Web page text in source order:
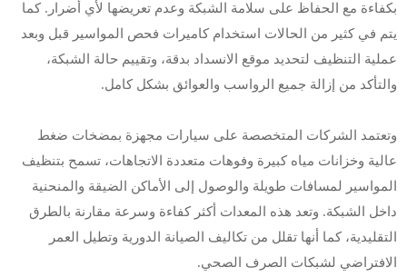
بكفاءة مع الحفاظ على سلامة الشبكة وعدم تعريضها لأي أضرار. كما
يتم في كثير من الحالات استخدام كاميرات فحص المواسير قبل وبعد
عملية التنظيف لتحديد موقع الانسداد بدقة، وتقييم حالة الشبكة،
والتأكد من إزالة جميع الرواسب والعوائق بشكل كامل.
وتعتمد الشركات المتخصصة على سيارات مجهزة بمضخات ضغط
عالية وخزانات مياه كبيرة وفوهات متعددة الاتجاهات، تسمح بتنظيف
المواسير لمسافات طويلة والوصول إلى الأماكن الضيقة والمنحنية
داخل الشبكة. وتعد هذه المعدات أكثر كفاءة وسرعة مقارنة بالطرق
التقليدية، كما أنها تقلل من تكاليف الصيانة الدورية وتطيل العمر
الافتراضي لشبكات الصرف الصحي.